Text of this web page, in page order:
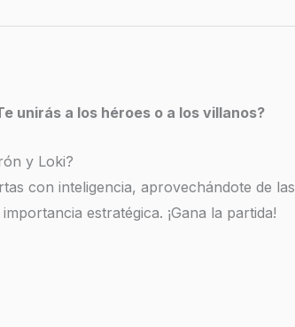
unirás a los héroes o a los villanos?
y Loki?
con inteligencia, aprovechándote de las
estratégica. ¡Gana la partida!